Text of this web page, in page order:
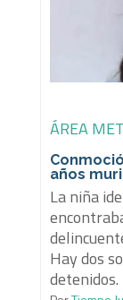
ÁREA
años
La niña
Hay dos
detenidos.